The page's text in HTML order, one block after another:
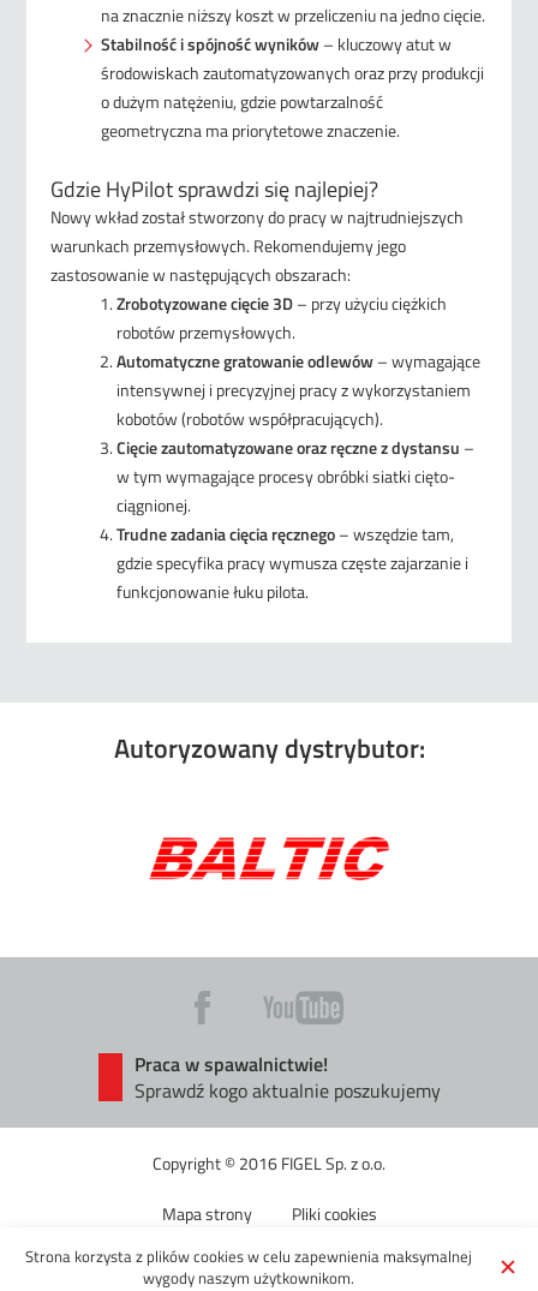
Strona korzysta z plików cookies w celu zapewnienia maksymalnej
wygody naszym użytkownikom.
Chciałbyś coś połączyć lub przeciąć?
na znacznie niższy koszt w przeliczeniu na jedno cięcie.
Stabilność i spójność wyników – kluczowy atut w
środowiskach zautomatyzowanych oraz przy produkcji
o dużym natężeniu, gdzie powtarzalność
geometryczna ma priorytetowe znaczenie.
Gdzie HyPilot sprawdzi się najlepiej?
Nowy wkład został stworzony do pracy w najtrudniejszych
warunkach przemysłowych. Rekomendujemy jego
zastosowanie w następujących obszarach:
Zrobotyzowane cięcie 3D – przy użyciu ciężkich
robotów przemysłowych.
Automatyczne gratowanie odlewów – wymagające
intensywnej i precyzyjnej pracy z wykorzystaniem
kobotów (robotów współpracujących).
Cięcie zautomatyzowane oraz ręczne z dystansu –
w tym wymagające procesy obróbki siatki cięto-
ciągnionej.
Trudne zadania cięcia ręcznego – wszędzie tam,
gdzie specyfika pracy wymusza częste zajarzanie i
funkcjonowanie łuku pilota.
Autoryzowany dystrybutor:
Praca w spawalnictwie!
Sprawdź kogo aktualnie poszukujemy
Copyright © 2016 FIGEL Sp. z o.o.
Mapa strony Pliki cookies